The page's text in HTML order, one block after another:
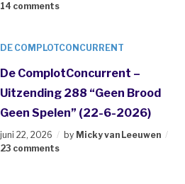
14 comments
DE COMPLOTCONCURRENT
De ComplotConcurrent –
Uitzending 288 “Geen Brood
Geen Spelen” (22-6-2026)
juni 22, 2026 by Micky van Leeuwen
23 comments